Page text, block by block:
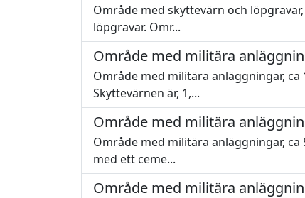
Område med skyttevärn och
löpgravar. Omr...
Område med militära
Område med militära anläggningar, ca
Skyttevärnen är, 1,...
Område med militära
Område med militära anläggningar, ca
med ett ceme...
Område med militära